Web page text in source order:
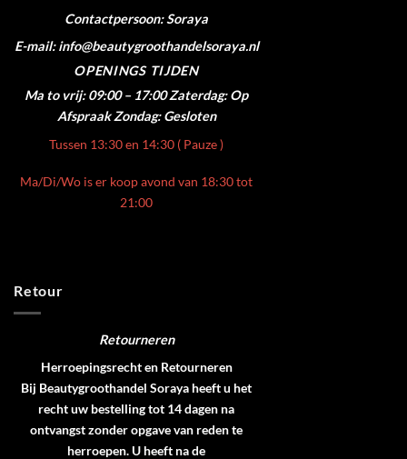
Contactpersoon: Soraya
E-mail: info@beautygroothandelsoraya.nl
OPENINGS TIJDEN
Ma to vrij: 09:00 – 17:00 Zaterdag: Op
Afspraak Zondag: Gesloten
Tussen 13:30 en 14:30 ( Pauze )
Ma/Di/Wo is er koop avond van 18:30 tot
21:00
Retour
Retourneren
Herroepingsrecht en Retourneren
Bij Beautygroothandel Soraya heeft u het
recht uw bestelling tot 14 dagen na
ontvangst zonder opgave van reden te
herroepen. U heeft na de